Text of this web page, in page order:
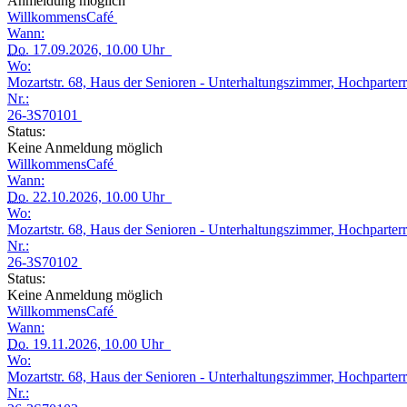
WillkommensCafé
Wann:
Do. 17.09.2026, 10.00 Uhr
Wo:
Mozartstr. 68, Haus der Senioren - Unterhaltungszimmer,
Nr.:
26-3S70101
Status:
Keine Anmeldung möglich
WillkommensCafé
Wann:
Do. 22.10.2026, 10.00 Uhr
Wo:
Mozartstr. 68, Haus der Senioren - Unterhaltungszimmer,
Nr.:
26-3S70102
Status:
Keine Anmeldung möglich
WillkommensCafé
Wann:
Do. 19.11.2026, 10.00 Uhr
Wo:
Mozartstr. 68, Haus der Senioren - Unterhaltungszimmer,
Nr.: